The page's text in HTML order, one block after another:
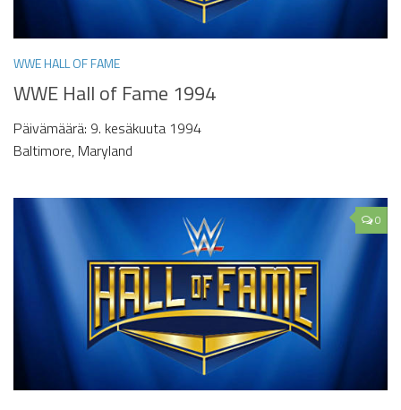
WWE HALL OF FAME
WWE Hall of Fame 1994
Päivämäärä: 9. kesäkuuta 1994
Baltimore, Maryland
0